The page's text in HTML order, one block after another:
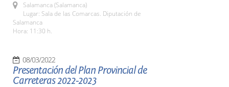
Salamanca (Salamanca)
Lugar: Sala de las Comarcas. Diputación de
Salamanca
Hora: 11:30 h.
08/03/2022
Presentación del Plan Provincial de
Carreteras 2022-2023